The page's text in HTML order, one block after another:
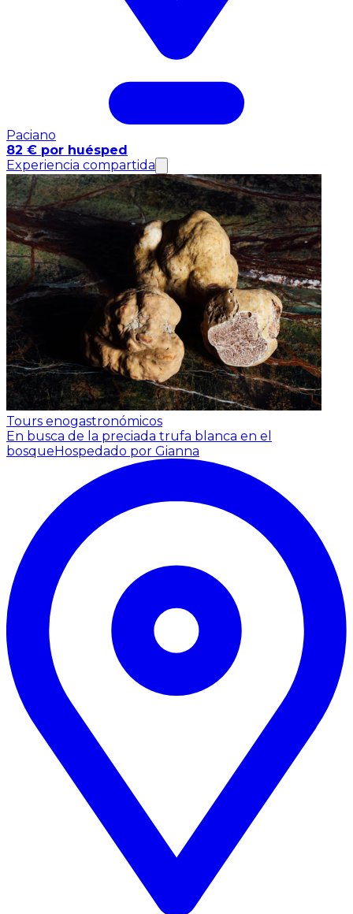
Paciano
82 € por huésped
Experiencia compartida
Tours enogastronómicos
En busca de la preciada trufa blanca en el
bosqueHospedado por Gianna